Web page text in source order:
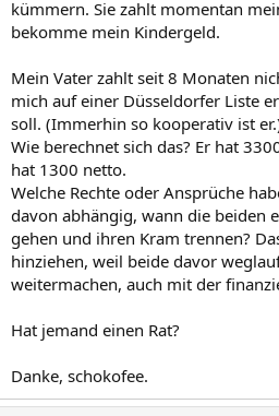
kümmern. Sie zahlt momentan
bekomme mein Kindergeld.
Mein Vater zahlt seit 8 Monaten
mich auf einer Düsseldorfer Liste
soll. (Immerhin so kooperativ ist
Wie berechnet sich das? Er hat
hat 1300 netto.
Welche Rechte oder Ansprüche
davon abhängig, wann die beiden
gehen und ihren Kram trennen?
hinziehen, weil beide davor
weitermachen, auch mit der
Hat jemand einen Rat?
Danke, schokofee.